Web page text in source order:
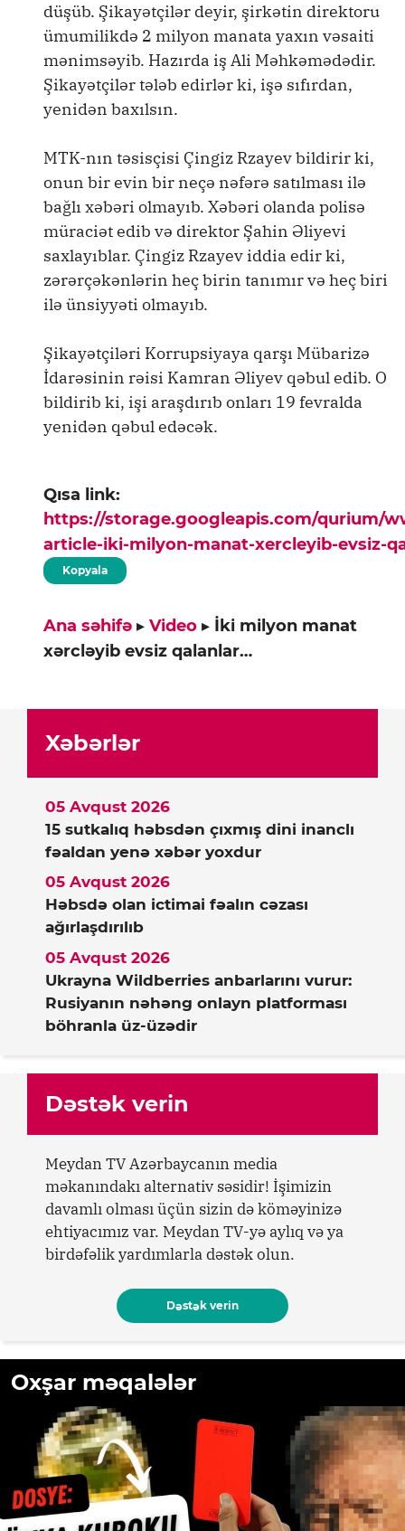
düşüb. Şikayətçilər deyir, şirkətin direktoru
ümumilikdə 2 milyon manata yaxın vəsaiti
mənimsəyib. Hazırda iş Ali Məhkəmədədir.
Şikayətçilər tələb edirlər ki, işə sıfırdan,
yenidən baxılsın.
MTK-nın təsisçisi Çingiz Rzayev bildirir ki,
onun bir evin bir neçə nəfərə satılması ilə
bağlı xəbəri olmayıb. Xəbəri olanda polisə
müraciət edib və direktor Şahin Əliyevi
saxlayıblar. Çingiz Rzayev iddia edir ki,
zərərçəkənlərin heç birin tanımır və heç biri
ilə ünsiyyəti olmayıb.
Şikayətçiləri Korrupsiyaya qarşı Mübarizə
İdarəsinin rəisi Kamran Əliyev qəbul edib. O
bildirib ki, işi araşdırıb onları 19 fevralda
yenidən qəbul edəcək.
Qısa link:
https://storage.googleapis.com/qurium/
article-iki-milyon-manat-xercleyib-evsiz-
Kopyala
Ana səhifə ▸ Video ▸ İki milyon manat
xərcləyib evsiz qalanlar…
Xəbərlər
15 sutkalıq həbsdən çıxmış dini inanclı
fəaldan yenə xəbər yoxdur
05 Avqust 2026
Həbsdə olan ictimai fəalın cəzası
ağırlaşdırılıb
05 Avqust 2026
Ukrayna Wildberries anbarlarını vurur:
Rusiyanın nəhəng onlayn platforması
böhranla üz-üzədir
05 Avqust 2026
Dəstək verin
Meydan TV Azərbaycanın media
məkanındakı alternativ səsidir! İşimizin
davamlı olması üçün sizin də köməyinizə
ehtiyacımız var. Meydan TV-yə aylıq və ya
birdəfəlik yardımlarla dəstək olun.
Dəstək verin
Oxşar məqalələr